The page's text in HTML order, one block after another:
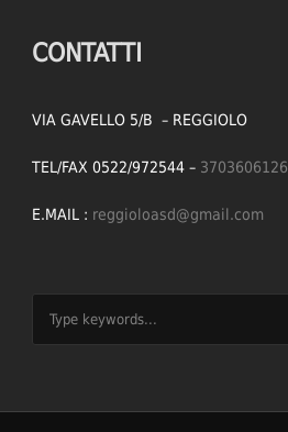
CONTATTI
VIA GAVELLO 5/B – REGGIOLO
TEL/FAX 0522/972544 – 3703606126
E.MAIL : reggioloasd@gmail.com